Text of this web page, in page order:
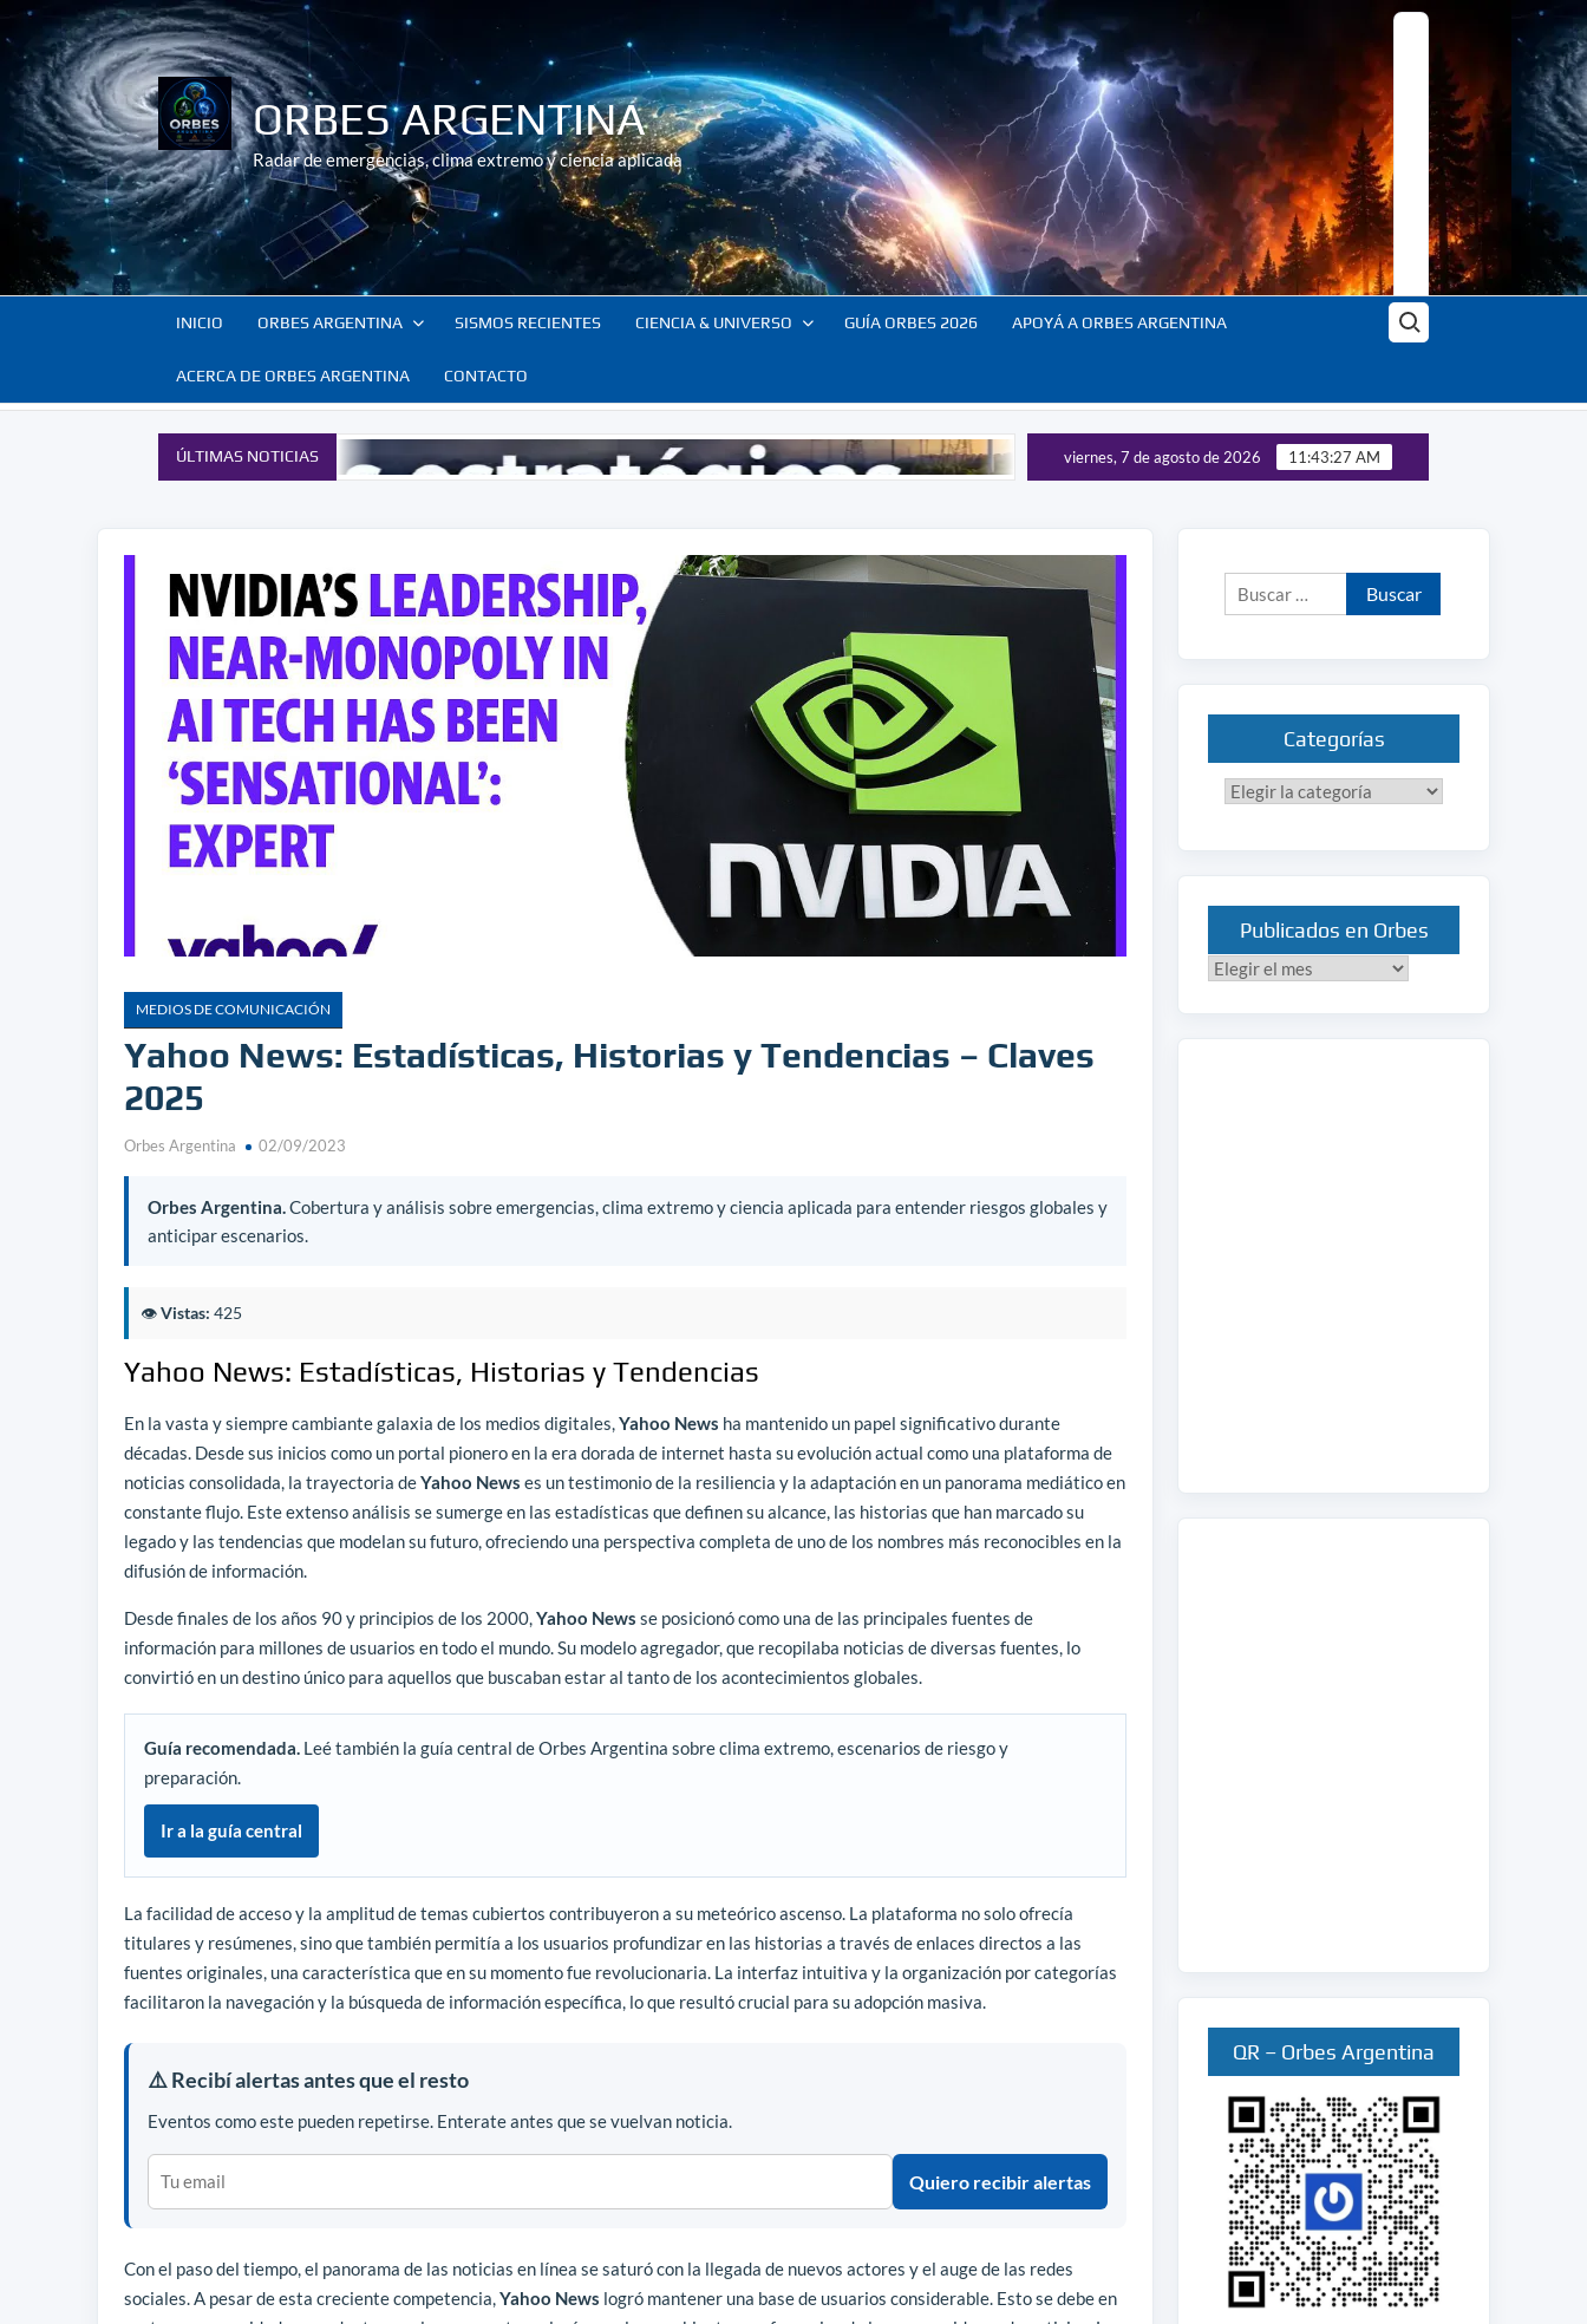
Saltar
al
contenido
ORBES ARGENTINA
Radar de emergencias, clima extremo y ciencia aplicada
INICIO ORBES ARGENTINA SISMOS RECIENTES CIENCIA & UNIVERSO GUÍA ORBES 2026 APOYÁ A ORBES ARGENTINA
ACERCA DE ORBES ARGENTINA CONTACTO
Buscar:
ÚLTIMAS NOTICIAS viernes, 7 de agosto de 2026 11:43:29 AM
MEDIOS DE COMUNICACIÓN
Yahoo News: Estadísticas, Historias y Tendencias – Claves
2025
Orbes Argentina 02/09/2023
Orbes Argentina.Cobertura y análisis sobre emergencias, clima extremo y ciencia aplicada para entender riesgos globales y
anticipar escenarios.
👁️Vistas: 425
Yahoo News: Estadísticas, Historias y Tendencias
En la vasta y siempre cambiante galaxia de los medios digitales,Yahoo News ha mantenido un papel significativo durante
décadas. Desde sus inicios como un portal pionero en la era dorada de internet hasta su evolución actual como una plataforma de
noticias consolidada, la trayectoria deYahoo News es un testimonio de la resiliencia y la adaptación en un panorama mediático en
constante flujo. Este extenso análisis se sumerge en las estadísticas que definen su alcance, las historias que han marcado su
legado y las tendencias que modelan su futuro, ofreciendo una perspectiva completa de uno de los nombres más reconocibles en la
difusión de información.
Desde finales de los años 90 y principios de los 2000,Yahoo News se posicionó como una de las principales fuentes de
información para millones de usuarios en todo el mundo. Su modelo agregador, que recopilaba noticias de diversas fuentes, lo
convirtió en un destino único para aquellos que buscaban estar al tanto de los acontecimientos globales.
Guía recomendada. Leé también la guía central de Orbes Argentina sobre clima extremo, escenarios de riesgo y
preparación.
Ir a la guía central
La facilidad de acceso y la amplitud de temas cubiertos contribuyeron a su meteórico ascenso. La plataforma no solo ofrecía
titulares y resúmenes, sino que también permitía a los usuarios profundizar en las historias a través de enlaces directos a las
fuentes originales, una característica que en su momento fue revolucionaria. La interfaz intuitiva y la organización por categorías
facilitaron la navegación y la búsqueda de información específica, lo que resultó crucial para su adopción masiva.
⚠️ Recibí alertas antes que el resto
Eventos como este pueden repetirse. Enterate antes que se vuelvan noticia.
Quiero recibir alertas
Con el paso del tiempo, el panorama de las noticias en línea se saturó con la llegada de nuevos actores y el auge de las redes
sociales. A pesar de esta creciente competencia,Yahoo News logró mantener una base de usuarios considerable. Esto se debe en
Buscar:
Categorías
Categorías
Publicados en Orbes
Publicados
QR – Orbes Argentina